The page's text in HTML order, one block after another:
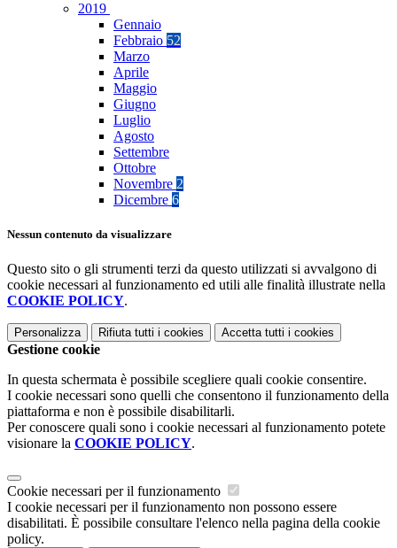
2019
Gennaio
Febbraio 52
Marzo
Aprile
Maggio
Giugno
Luglio
Agosto
Settembre
Ottobre
Novembre 2
Dicembre 6
Nessun contenuto da visualizzare
Questo sito o gli strumenti terzi da questo utilizzati si avvalgono di
cookie necessari al funzionamento ed utili alle finalità illustrate nella
COOKIE POLICY.
Personalizza Rifiuta tutti i cookies Accetta tutti i cookies
Gestione cookie
In questa schermata è possibile scegliere quali cookie consentire.
I cookie necessari sono quelli che consentono il funzionamento della
piattaforma e non è possibile disabilitarli.
Per conoscere quali sono i cookie necessari al funzionamento potete
visionare la COOKIE POLICY.
Cookie necessari per il funzionamento
I cookie necessari per il funzionamento non possono essere
disabilitati. È possibile consultare l'elenco nella pagina della cookie
policy.